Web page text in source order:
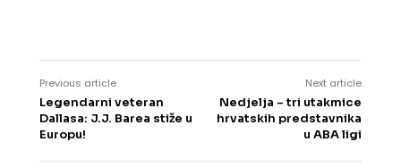
Previous article
Legendarni veteran
Dallasa: J.J. Barea stiže u
Europu!
Next article
Nedjelja – tri utakmice
hrvatskih predstavnika
u ABA ligi